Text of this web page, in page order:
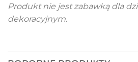
Produkt nie jest zabawką dla
dekoracyjnym.